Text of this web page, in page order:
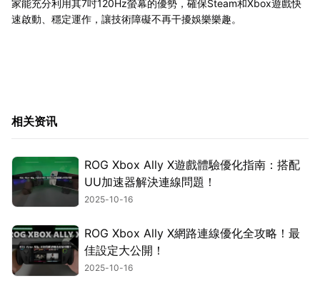
家能充分利用其7吋120Hz螢幕的優勢，確保Steam和Xbox遊戲快
速啟動、穩定運作，讓技術障礙不再干擾娛樂樂趣。
相关资讯
ROG Xbox Ally X遊戲體驗優化指南：搭配
UU加速器解決連線問題！
2025-10-16
ROG Xbox Ally X網路連線優化全攻略！最
佳設定大公開！
2025-10-16